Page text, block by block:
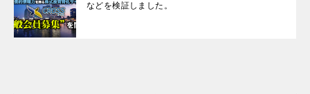
などを検証しました。